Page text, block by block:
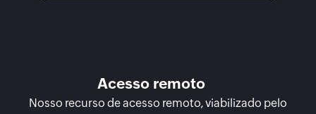
Acesso remoto
Nosso recurso de acesso remoto, viabilizado pelo